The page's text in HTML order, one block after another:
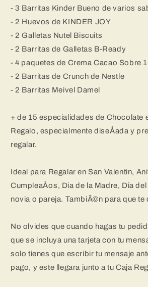
Pack
Caja
Regalo
Cumpleańos
[IAMI]
Pack
Caja
Regalo
Cumpleańos
[IAMI]
- 3 Barritas Kinder Bueno de varios
- 2 Huevos de KINDER JOY
- 2 Galletas Nutel Biscuits
- 2 Barritas de Galletas B-Ready
- 4 paquetes de Crema Cacao Sobre
- 2 Barritas de Crunch de Nestle
- 2 Barritas Meivel Damel
+ de 15 especialidades de Chocolate
Regalo, especialmente diseÅada y
regalar.
Ideal para Regalar en San Valentin,
CumpleaÅos, Dia de la Madre, Dia
novia o pareja. TambiÃ©n para que te
No olvides que cuando hagas tu
que se incluya una tarjeta con tu
solo tienes que escribir tu mensaje
pago, y este llegara junto a tu Caja